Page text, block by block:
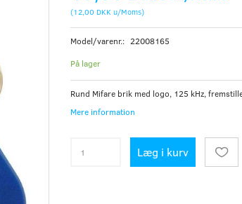
(12,00 DKKu/Moms)
Model/varenr.: 22008165
På lager
Rund Mifare brik med logo, 125 kHz,
Mere information
Læg i kurv